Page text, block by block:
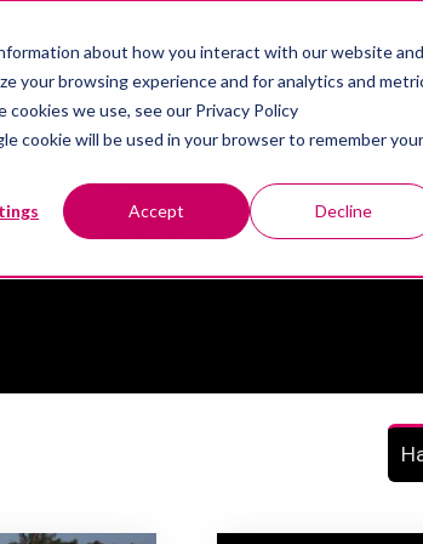
about how you interact with our website and
your browsing experience and for analytics and
we use, see our Privacy Policy
cookie will be used in your browser to remember your
Accept Decline
submenu for Ratkaisut
Show submenu for Palvelut
AJANKOHTAISTA YRITYS
Blogi